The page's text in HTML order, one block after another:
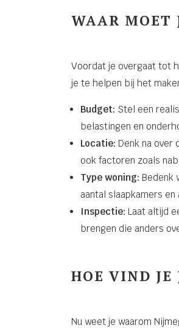
WAAR MOET
Voordat je overgaat tot
je te helpen bij het
Budget: Stel een
belastingen en
Locatie: Denk na over
ook factoren zoals
Type woning: Bedenk
aantal slaapkamers
Inspectie: Laat altijd
brengen die anders
HOE VIND JE
Nu weet je waarom